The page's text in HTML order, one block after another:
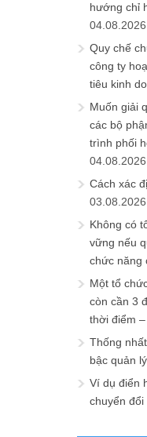
hướng chỉ
04.08.2026
Quy chế
công ty
tiêu kinh
Muốn giải
các bộ
trình phối
04.08.2026
Cách xác
03.08.2026
Không có
vững nếu
chức năng
Một tổ
còn cần 3
thời điểm
Thống
bậc quản
Ví dụ điển
chuyển